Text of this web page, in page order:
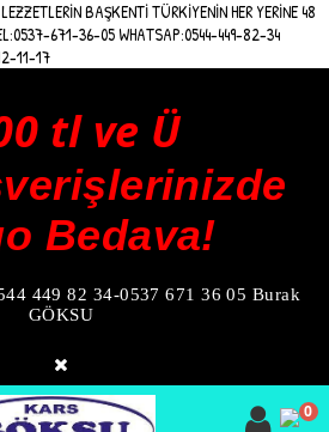
BAŞKENTİ TÜRKİYENİN HER YERİNE 48
671-36-05 WHATSAP:0544-449-82-34
11-17
tl ve Ü
Bedava!
449 82 34-0537 671 36 05 Burak
GÖKSU
0